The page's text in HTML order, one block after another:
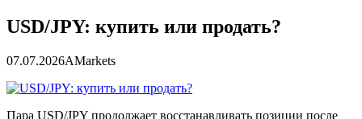
USD/JPY: купить или продать?
07.07.2026AMarkets
Пара USD/JPY продолжает восстанавливать позиции после